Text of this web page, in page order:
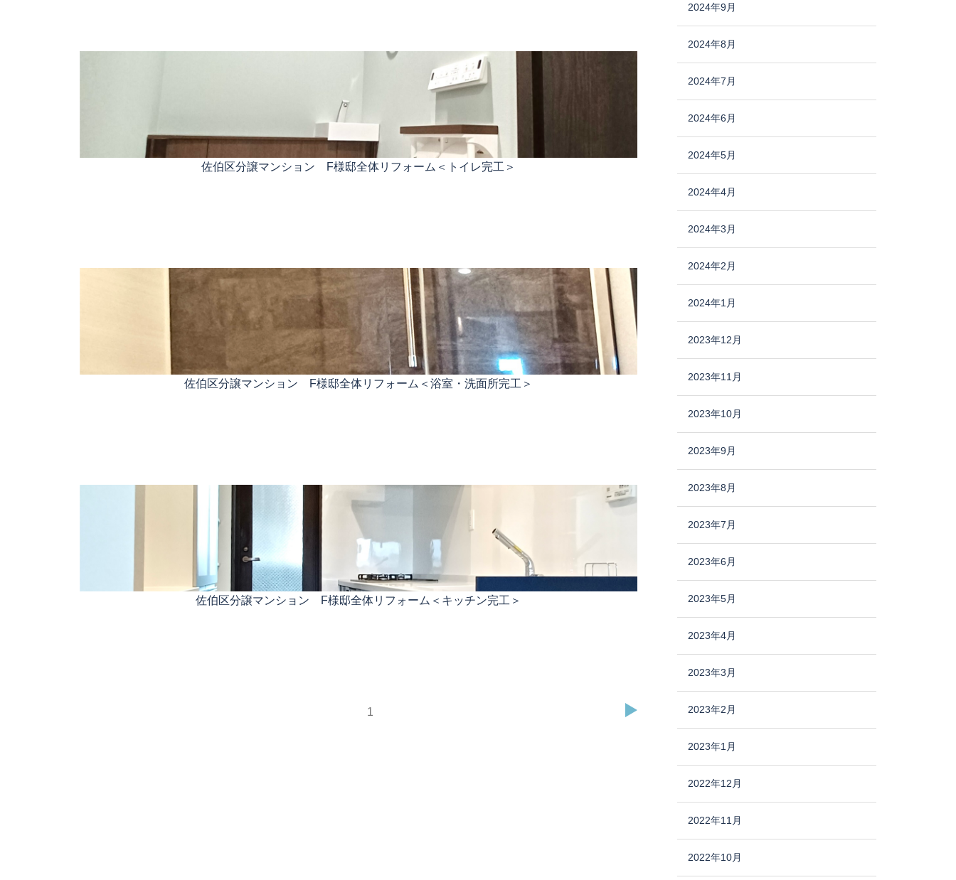
佐伯区分譲マンション F様邸全体リフォーム＜トイレ完工＞
佐伯区分譲マンション F様邸全体リフォーム＜浴室・洗面所完工＞
佐伯区分譲マンション F様邸全体リフォーム＜キッチン完工＞
1
2024年9月
2024年8月
2024年7月
2024年6月
2024年5月
2024年4月
2024年3月
2024年2月
2024年1月
2023年12月
2023年11月
2023年10月
2023年9月
2023年8月
2023年7月
2023年6月
2023年5月
2023年4月
2023年3月
2023年2月
2023年1月
2022年12月
2022年11月
2022年10月